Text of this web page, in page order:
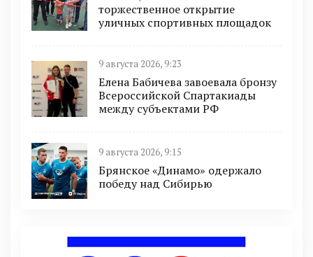
торжественное открытие
уличных спортивных площадок
9 августа 2026, 9:23
Елена Бабичева завоевала бронзу
Всероссийской Спартакиады
между субъектами РФ
9 августа 2026, 9:15
Брянское «Динамо» одержало
победу над Сибирью